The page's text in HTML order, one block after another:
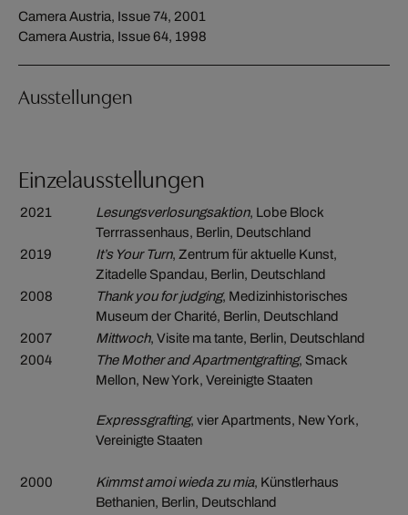
Camera Austria, Issue 74, 2001
Camera Austria, Issue 64, 1998
Ausstellungen
Einzelausstellungen
2021 Lesungsverlosungsaktion, Lobe Block
Terrrassenhaus, Berlin, Deutschland
2019
It’s Your Turn, Zentrum für aktuelle Kunst,
Zitadelle Spandau, Berlin, Deutschland
2008
Thank you for judging, Medizinhistorisches
Museum der Charité, Berlin, Deutschland
2007
Mittwoch, Visite ma tante, Berlin, Deutschland
2004
The Mother and Apartmentgrafting, Smack
Mellon, New York, Vereinigte Staaten
Expressgrafting, vier Apartments, New York,
Vereinigte Staaten
2000 Kimmst amoi wieda zu mia, Künstlerhaus
Bethanien, Berlin, Deutschland